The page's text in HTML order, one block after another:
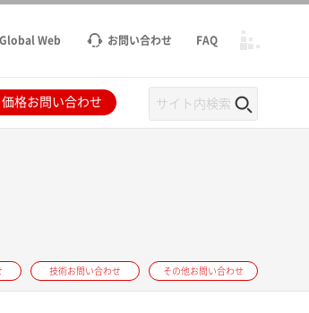
Global Web お問い合わせ FAQ
価格お問い合わせ
技術お問い合わせ その他お問い合わせ